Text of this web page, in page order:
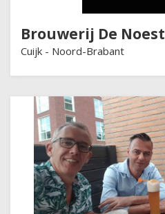
Brouwerij De Noest
Cuijk - Noord-Brabant